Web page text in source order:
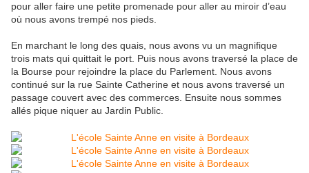
pour aller faire une petite promenade pour aller au miroir d’eau
où nous avons trempé nos pieds.
En marchant le long des quais, nous avons vu un magnifique
trois mats qui quittait le port. Puis nous avons traversé la place de
la Bourse pour rejoindre la place du Parlement. Nous avons
continué sur la rue Sainte Catherine et nous avons traversé un
passage couvert avec des commerces. Ensuite nous sommes
allés pique niquer au Jardin Public.